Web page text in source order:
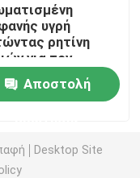
εκτυπωτών
υγρή
ρητίνη
για τον
πρότυπο
Αποστολή
Desktop Site